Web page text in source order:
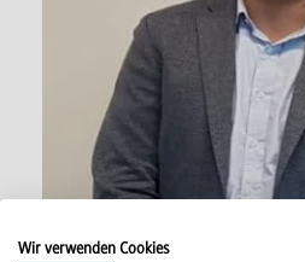
Wir verwenden Cookies